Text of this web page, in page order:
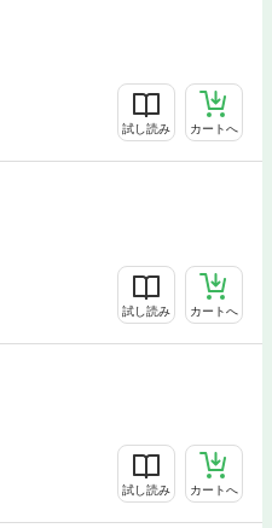
試し読み カートへ
試し読み カートへ
試し読み カートへ